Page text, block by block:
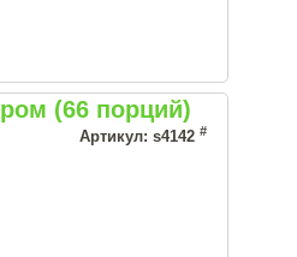
(66 порций)
Артикул: s4142 #